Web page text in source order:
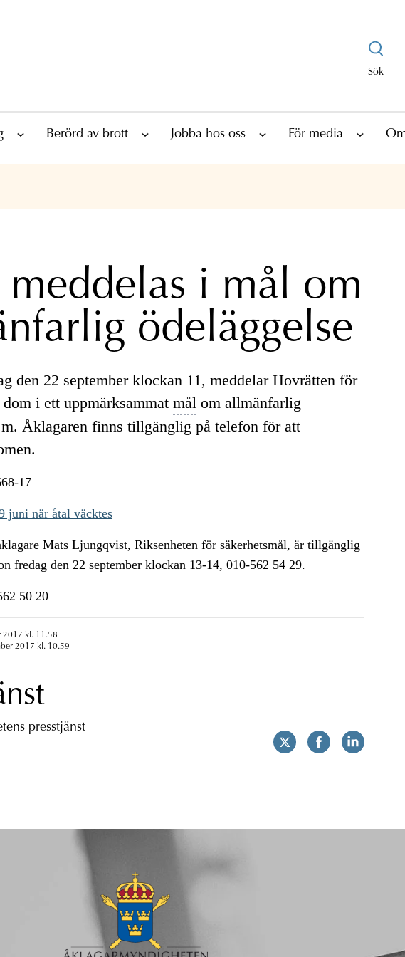
Sök
Berörd av brott Jobba hos oss För media
i mål om
ödeläggelse
den 22 september klockan 11, meddelar Hovrätten för
i ett uppmärksammat mål om allmänfarlig
Åklagaren finns tillgänglig på telefon för att
17
juni när åtal väcktes
Mats Ljungqvist, Riksenheten för säkerhetsmål, är tillgänglig
fredag den 22 september klockan 13-14, 010-562 54 29.
50 20
2017 kl. 11.58
2017 kl. 10.59
presstjänst